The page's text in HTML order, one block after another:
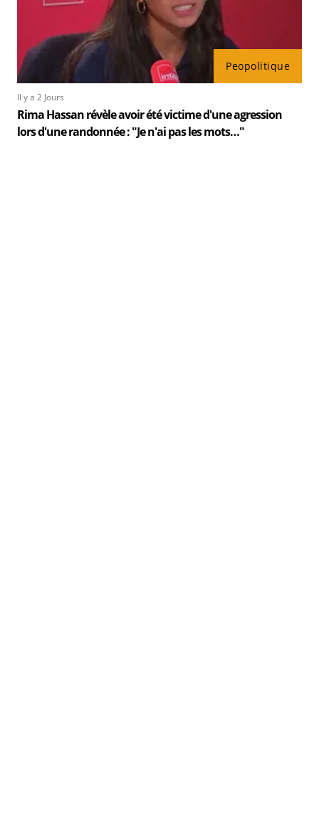
Peopolitique
Il y a 2 Jours
Rima Hassan révèle avoir été victime d'une agression
lors d'une randonnée : "Je n'ai pas les mots…"